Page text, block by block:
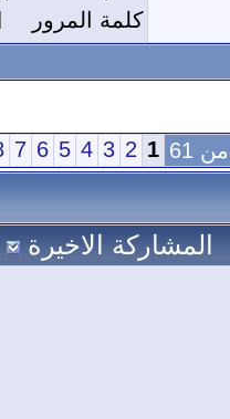
كلمة المرور
1
2
3
4
5
6
7
8
9
الاخيرة